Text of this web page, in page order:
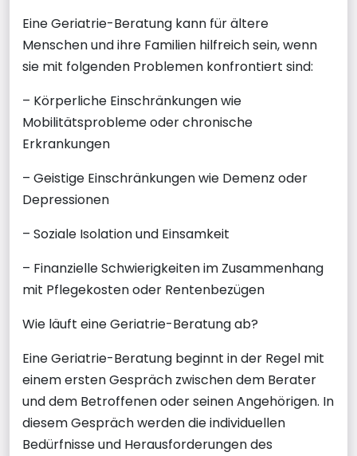
Eine Geriatrie-Beratung kann für ältere
Menschen und ihre Familien hilfreich sein, wenn
sie mit folgenden Problemen konfrontiert sind:
– Körperliche Einschränkungen wie
Mobilitätsprobleme oder chronische
Erkrankungen
– Geistige Einschränkungen wie Demenz oder
Depressionen
– Soziale Isolation und Einsamkeit
– Finanzielle Schwierigkeiten im Zusammenhang
mit Pflegekosten oder Rentenbezügen
Wie läuft eine Geriatrie-Beratung ab?
Eine Geriatrie-Beratung beginnt in der Regel mit
einem ersten Gespräch zwischen dem Berater
und dem Betroffenen oder seinen Angehörigen. In
diesem Gespräch werden die individuellen
Bedürfnisse und Herausforderungen des